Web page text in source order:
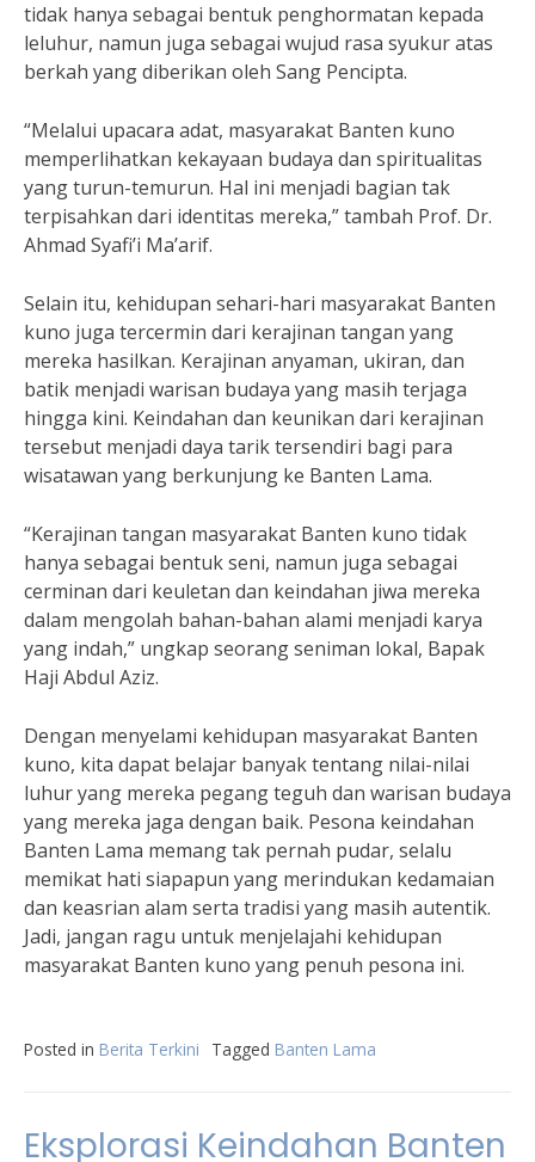
tidak hanya sebagai bentuk penghormatan kepada
leluhur, namun juga sebagai wujud rasa syukur atas
berkah yang diberikan oleh Sang Pencipta.
“Melalui upacara adat, masyarakat Banten kuno
memperlihatkan kekayaan budaya dan spiritualitas
yang turun-temurun. Hal ini menjadi bagian tak
terpisahkan dari identitas mereka,” tambah Prof. Dr.
Ahmad Syafi’i Ma’arif.
Selain itu, kehidupan sehari-hari masyarakat Banten
kuno juga tercermin dari kerajinan tangan yang
mereka hasilkan. Kerajinan anyaman, ukiran, dan
batik menjadi warisan budaya yang masih terjaga
hingga kini. Keindahan dan keunikan dari kerajinan
tersebut menjadi daya tarik tersendiri bagi para
wisatawan yang berkunjung ke Banten Lama.
“Kerajinan tangan masyarakat Banten kuno tidak
hanya sebagai bentuk seni, namun juga sebagai
cerminan dari keuletan dan keindahan jiwa mereka
dalam mengolah bahan-bahan alami menjadi karya
yang indah,” ungkap seorang seniman lokal, Bapak
Haji Abdul Aziz.
Dengan menyelami kehidupan masyarakat Banten
kuno, kita dapat belajar banyak tentang nilai-nilai
luhur yang mereka pegang teguh dan warisan budaya
yang mereka jaga dengan baik. Pesona keindahan
Banten Lama memang tak pernah pudar, selalu
memikat hati siapapun yang merindukan kedamaian
dan keasrian alam serta tradisi yang masih autentik.
Jadi, jangan ragu untuk menjelajahi kehidupan
masyarakat Banten kuno yang penuh pesona ini.
Posted in Berita Terkini Tagged Banten Lama
Eksplorasi Keindahan Banten